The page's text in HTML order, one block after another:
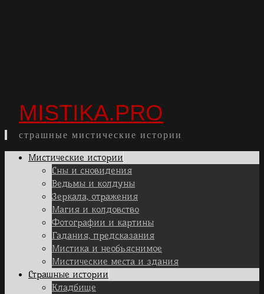
MISTIKA.PRO
страшные мистические истории
Skip
Мистические истории
Сны и сновидения
Ведьмы и колдуны
Зеркала, отражения
Магия и колдовство
Фотографии и картины
Гадания, предсказания
Мистика и необъяснимое
Мистические места и здания
Страшные истории
Кладбище